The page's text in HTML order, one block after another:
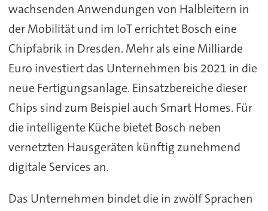
wachsenden Anwendungen von Halbleitern in
der Mobilität und im IoT errichtet Bosch eine
Chipfabrik in Dresden. Mehr als eine Milliarde
Euro investiert das Unternehmen bis 2021 in die
neue Fertigungsanlage. Einsatzbereiche dieser
Chips sind zum Beispiel auch Smart Homes. Für
die intelligente Küche bietet Bosch neben
vernetzten Hausgeräten künftig zunehmend
digitale Services an.
Das Unternehmen bindet die in zwölf Sprachen